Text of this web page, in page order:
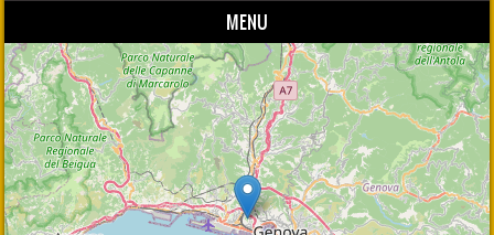
MENU
Skip to content